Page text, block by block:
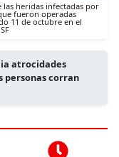
heridas infectadas por
fueron operadas
11 de octubre en el
atrocidades
personas corran